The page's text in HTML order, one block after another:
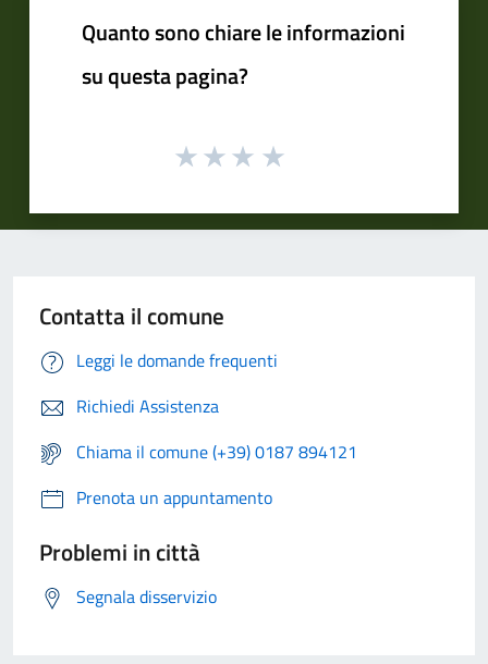
Quanto sono chiare le informazioni
su questa pagina?
Contatta il comune
Leggi le domande frequenti
Richiedi Assistenza
Chiama il comune (+39) 0187 894121
Prenota un appuntamento
Problemi in città
Segnala disservizio